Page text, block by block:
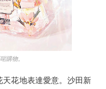
購物。
花地表達愛意。沙田新